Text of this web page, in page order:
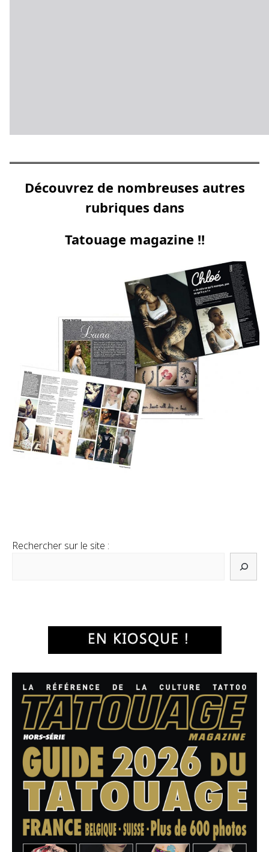
Découvrez de nombreuses autres
rubriques dans
Tatouage magazine !!
Rechercher sur le site :